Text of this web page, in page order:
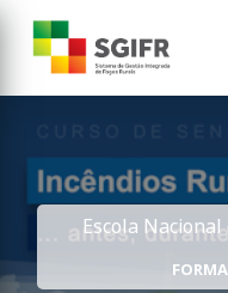
Escola